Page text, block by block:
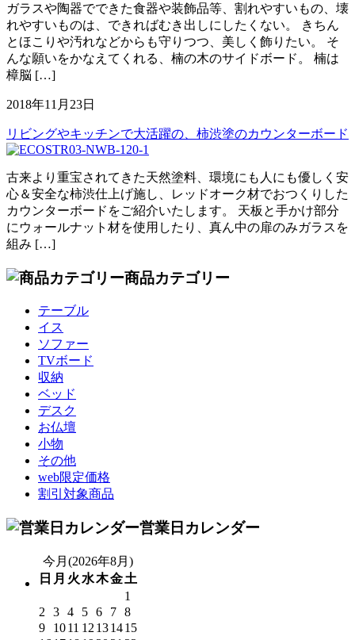
ガラスや陶器でできた食器や装飾品等、割れやすいもの、壊
れやすいものは、できればむき出しにしたくない。 きちん
とほこりや汚れなどからも守りつつ、美しく飾りたい。 そ
んな願いをかなえてくれる、楠の木のサイドボード。 楠は
樟脳 […]
2018年11月23日
リビングやキッチンで大活躍の、柿渋塗のカウンターボード
古来より重宝されてきた天然塗料、環境にも人にも優しく安
心＆安全な柿渋仕上げ施し、レッドオーク材でおつくりした
カウンターボードをご紹介いたします。 天板と手かけ部分
にウォールナット材を使用したり、真ん中の扉のみガラスを
組み […]
商品カテゴリー
テーブル
イス
ソファー
TVボード
収納
ベッド
デスク
お仏壇
小物
その他
web限定価格
割引対象商品
営業日カレンダー
今月(2026年8月)
日 月 火 水木金土
1
2
3 4 5 6 7 8
9
1011 12 131415